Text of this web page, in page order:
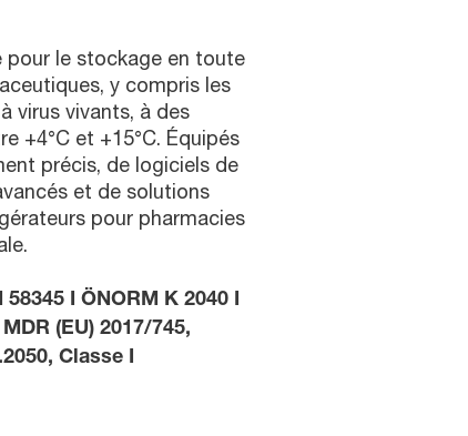
pour le stockage en toute
y compris les
virus vivants, à des
+4°C et +15°C. Équipés
précis, de logiciels de
et de solutions
pour pharmacies
I ÖNORM K 2040 I
(EU) 2017/745,
Classe I